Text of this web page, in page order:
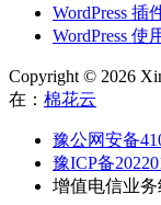
WordPress 插
WordPress 使
Copyright © 2026
在： 棉花云
豫公网安备
豫ICP备
增值电信业务